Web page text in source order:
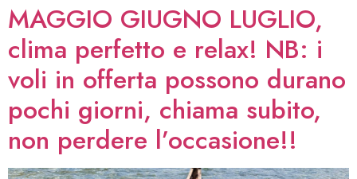
MAGGIO GIUGNO LUGLIO,
clima perfetto e relax! NB: i
voli in offerta possono durano
pochi giorni, chiama subito,
non perdere l’occasione!!